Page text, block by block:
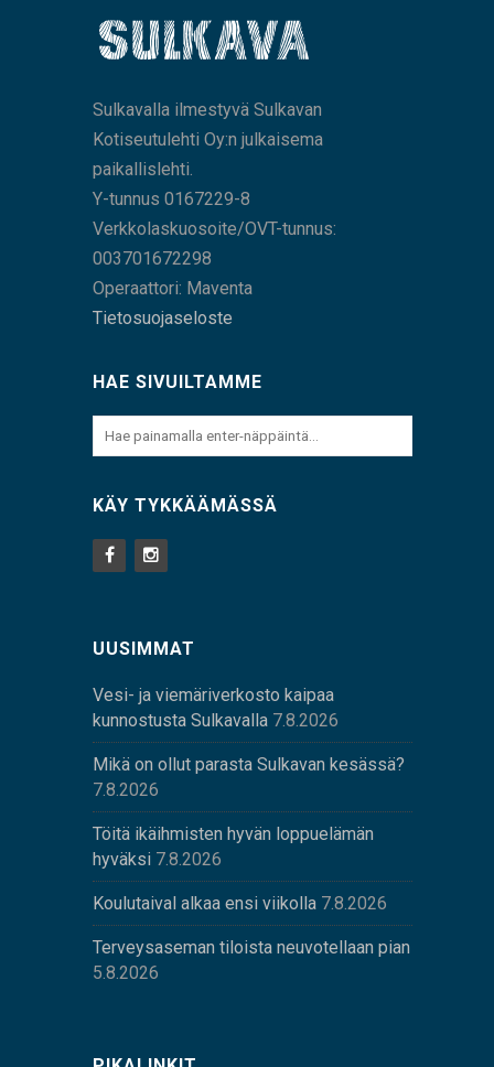
Sulkavalla ilmestyvä Sulkavan
Kotiseutulehti Oy:n julkaisema
paikallislehti.
Y-tunnus 0167229-8
Verkkolaskuosoite/OVT-tunnus:
003701672298
Operaattori: Maventa
Tietosuojaseloste
HAE SIVUILTAMME
KÄY TYKKÄÄMÄSSÄ
UUSIMMAT
Vesi- ja viemäriverkosto kaipaa
kunnostusta Sulkavalla 7.8.2026
Mikä on ollut parasta Sulkavan kesässä?
7.8.2026
Töitä ikäihmisten hyvän loppuelämän
hyväksi 7.8.2026
Koulutaival alkaa ensi viikolla 7.8.2026
Terveysaseman tiloista neuvotellaan pian
5.8.2026